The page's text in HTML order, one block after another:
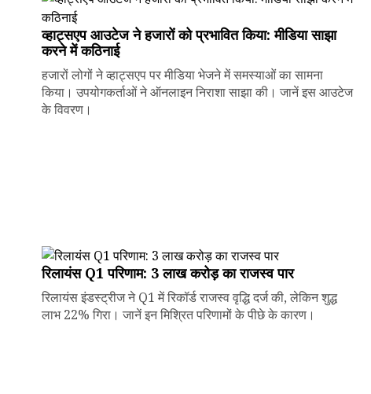
व्हाट्सएप आउटेज ने हजारों को प्रभावित किया: मीडिया साझा
करने में कठिनाई
हजारों लोगों ने व्हाट्सएप पर मीडिया भेजने में समस्याओं का सामना
किया। उपयोगकर्ताओं ने ऑनलाइन निराशा साझा की। जानें इस आउटेज
के विवरण।
रिलायंस Q1 परिणाम: ₹3 लाख करोड़ का राजस्व पार
रिलायंस इंडस्ट्रीज ने Q1 में रिकॉर्ड राजस्व वृद्धि दर्ज की, लेकिन शुद्ध
लाभ 22% गिरा। जानें इन मिश्रित परिणामों के पीछे के कारण।